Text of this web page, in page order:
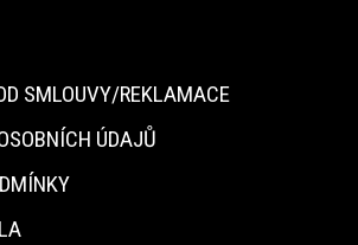
SMLOUVY/REKLAMACE
ÚDAJŮ